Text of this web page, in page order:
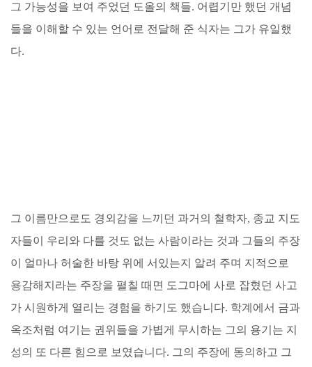
그 가능성을 보여 주었던 도올의 책들. 어렵기만 했던 개념
들을 이해할 수 있는 언어로 전달해 준 식자는 그가 유일했
다.
그 이름만으로도 경외감을 느끼던 과거의 철학자, 종교 지도
자들이 우리와 다를 것도 없는 사람이라는 것과 그들의 주장
이 얼마나 허술한 바탕 위에 서있는지 알려 주며 지적으로
용감해지라는 주장을 펼칠 때면 도그마에 사로 잡혔던 사고
가 시원하게 열리는 경험을 하기도 했습니다. 학계에서 금과
옥조처럼 여기는 권위들을 가볍게 무시하는 그의 용기는 지
성의 또 다른 힘으로 보였습니다. 그의 주장에 동의하고 그